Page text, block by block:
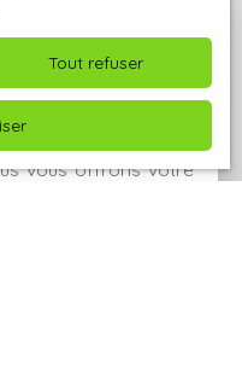
parA.J
vous offrons votre
Tout refuser